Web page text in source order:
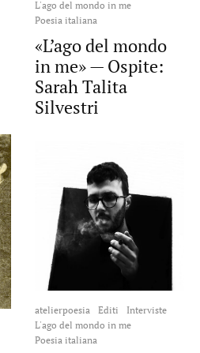
L'ago del mondo in me
Poesia italiana
«L’ago del mondo
in me» — Ospite:
Sarah Talita
Silvestri
atelierpoesia Editi
Interviste
L'ago del mondo in me
Poesia italiana